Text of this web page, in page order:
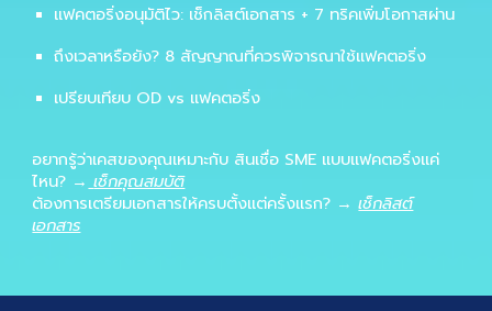
แฟคตอริ่งอนุมัติไว: เช็กลิสต์เอกสาร + 7 ทริคเพิ่มโอกาสผ่าน
ถึงเวลาหรือยัง? 8 สัญญาณที่ควรพิจารณาใช้แฟคตอริ่ง
เปรียบเทียบ OD vs แฟคตอริ่ง
อยากรู้ว่าเคสของคุณเหมาะกับ สินเชื่อ SME แบบแฟคตอริ่งแค่
ไหน? → เช็กคุณสมบัติ
ต้องการเตรียมเอกสารให้ครบตั้งแต่ครั้งแรก? →เช็กลิสต์
เอกสาร